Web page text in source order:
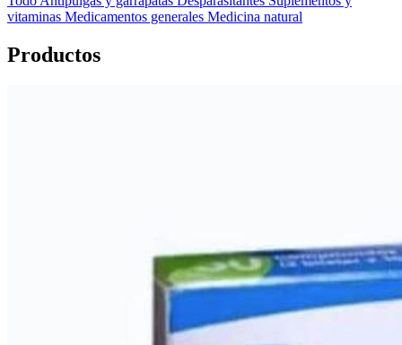
vitaminas Medicamentos generales Medicina natural
Productos